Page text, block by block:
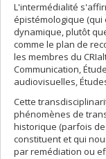
L'intermédialité
épistémologique
dynamique, plutôt
comme le plan de
les membres du
Communication,
audiovisuelles,
Cette
phénomènes de
historique (parfois
constituent et qui
par remédiation ou